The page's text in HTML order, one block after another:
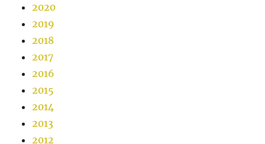
2020
2019
2018
2017
2016
2015
2014
2013
2012